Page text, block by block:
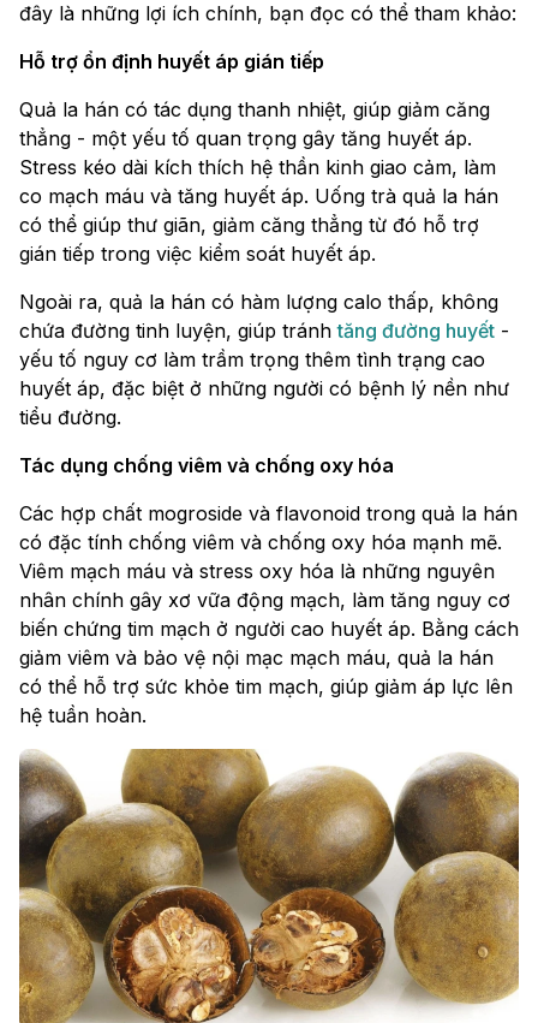
đây là những lợi ích chính, bạn đọc có thể tham khảo:
Hỗ trợ ổn định huyết áp gián tiếp
Quả la hán có tác dụng thanh nhiệt, giúp giảm căng
thẳng - một yếu tố quan trọng gây tăng huyết áp.
Stress kéo dài kích thích hệ thần kinh giao cảm, làm
co mạch máu và tăng huyết áp. Uống trà quả la hán
có thể giúp thư giãn, giảm căng thẳng từ đó hỗ trợ
gián tiếp trong việc kiểm soát huyết áp.
Ngoài ra, quả la hán có hàm lượng calo thấp, không
chứa đường tinh luyện, giúp tránhtăng đường huyết -
yếu tố nguy cơ làm trầm trọng thêm tình trạng cao
huyết áp, đặc biệt ở những người có bệnh lý nền như
tiểu đường.
Tác dụng chống viêm và chống oxy hóa
Các hợp chất mogroside và flavonoid trong quả la hán
có đặc tính chống viêm và chống oxy hóa mạnh mẽ.
Viêm mạch máu và stress oxy hóa là những nguyên
nhân chính gây xơ vữa động mạch, làm tăng nguy cơ
biến chứng tim mạch ở người cao huyết áp. Bằng cách
giảm viêm và bảo vệ nội mạc mạch máu, quả la hán
có thể hỗ trợ sức khỏe tim mạch, giúp giảm áp lực lên
hệ tuần hoàn.